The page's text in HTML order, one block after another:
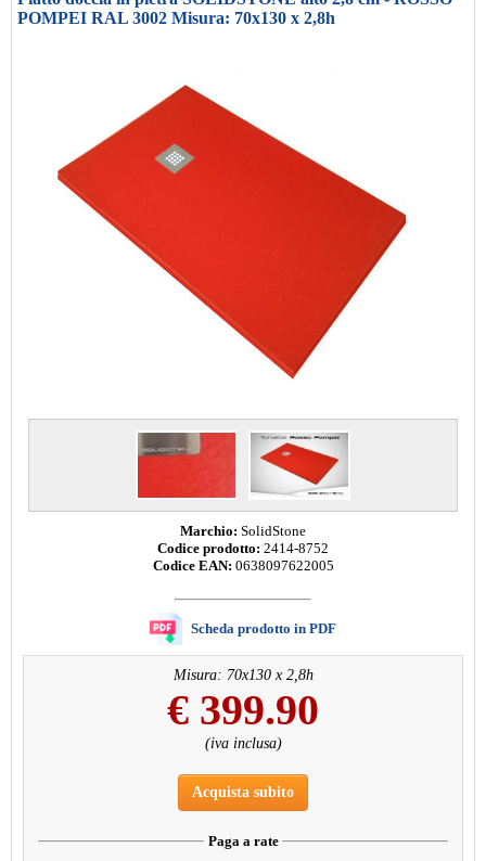
POMPEI RAL 3002 Misura: 70x130 x 2,8h
Marchio: SolidStone
Codice prodotto: 2414-8752
Codice EAN: 0638097622005
Scheda prodotto in PDF
Misura: 70x130 x 2,8h
€ 399.90
(iva inclusa)
Acquista subito
Paga a rate